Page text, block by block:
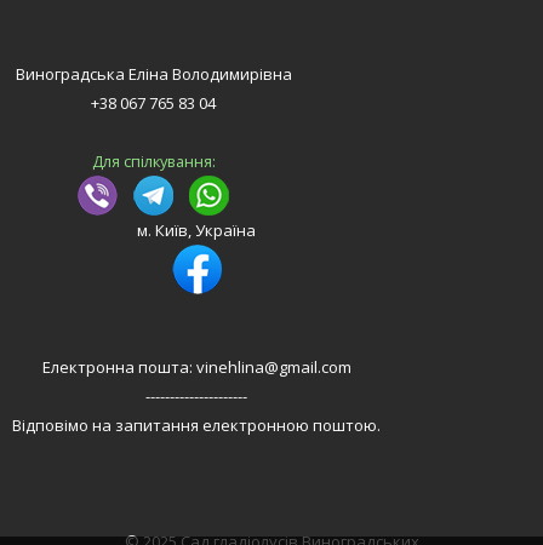
Виноградська Еліна Володимирівна
+38 067 765 83 04
Для спілкування:
м. Київ, Україна
Електронна пошта: vinehlina@gmail.com
---------------------
Відповімо на запитання електронною поштою.